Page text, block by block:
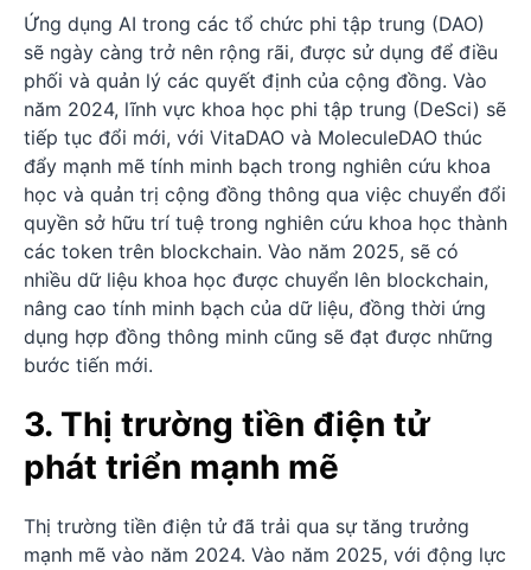
Ứng dụng AI trong các tổ chức phi tập trung (DAO)
sẽ ngày càng trở nên rộng rãi, được sử dụng để điều
phối và quản lý các quyết định của cộng đồng. Vào
năm 2024, lĩnh vực khoa học phi tập trung (DeSci) sẽ
tiếp tục đổi mới, với VitaDAO và MoleculeDAO thúc
đẩy mạnh mẽ tính minh bạch trong nghiên cứu khoa
học và quản trị cộng đồng thông qua việc chuyển đổi
quyền sở hữu trí tuệ trong nghiên cứu khoa học thành
các token trên blockchain. Vào năm 2025, sẽ có
nhiều dữ liệu khoa học được chuyển lên blockchain,
nâng cao tính minh bạch của dữ liệu, đồng thời ứng
dụng hợp đồng thông minh cũng sẽ đạt được những
bước tiến mới.
3. Thị trường tiền điện tử
phát triển mạnh mẽ
Thị trường tiền điện tử đã trải qua sự tăng trưởng
mạnh mẽ vào năm 2024. Vào năm 2025, với động lực